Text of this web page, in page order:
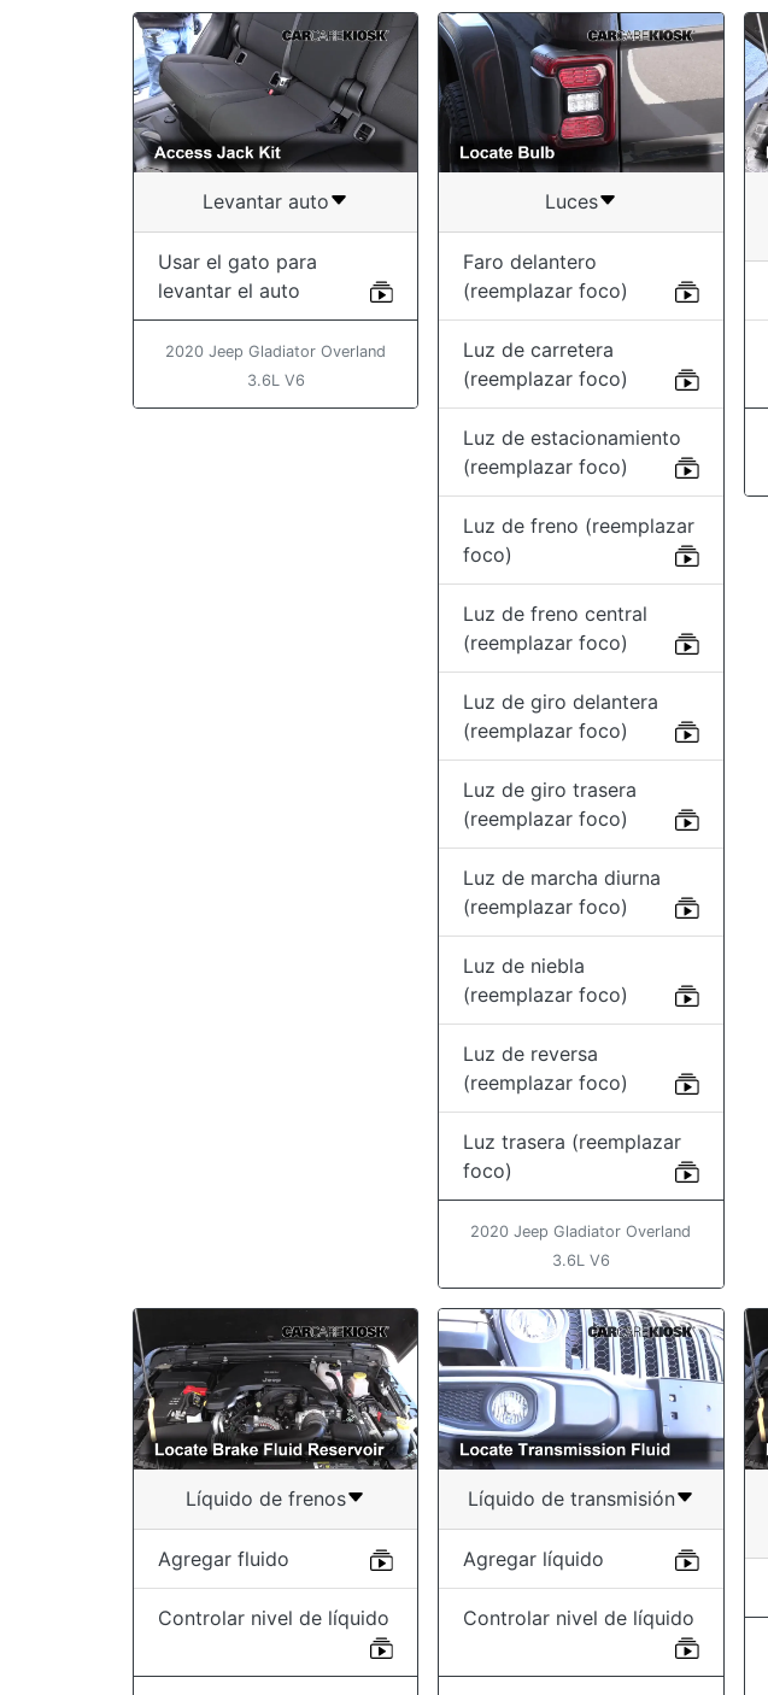
Levantar auto
Usar el gato para
levantar el auto
2020 Jeep Gladiator Overland
3.6L V6
Luces
Faro delantero
(reemplazar foco)
Luz de carretera
(reemplazar foco)
Luz de estacionamiento
(reemplazar foco)
Luz de freno (reemplazar
foco)
Luz de freno central
(reemplazar foco)
Luz de giro delantera
(reemplazar foco)
Luz de giro trasera
(reemplazar foco)
Luz de marcha diurna
(reemplazar foco)
Luz de niebla
(reemplazar foco)
Luz de reversa
(reemplazar foco)
Luz trasera (reemplazar
foco)
2020 Jeep Gladiator Overland
3.6L V6
Líquido de frenos
Agregar fluido
Controlar nivel de líquido
Líquido de transmisión
Agregar líquido
Controlar nivel de líquido